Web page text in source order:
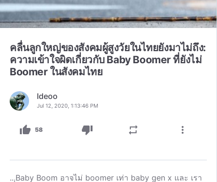
คลื่นลูกใหญ่ของสังคมผู้สูงวัยในไทยยังมาไม่ถึง:
ความเข้าใจผิดเกี่ยวกับ Baby Boomer ที่ยังไม่
Boomer ในสังคมไทย
Ideoo
Jul 12, 2020, 1:13:46 PM
thumb_up 58 thumb_down repeat more_vert
...ฺBaby Boom อาจไม่ boomer เท่า baby gen x และ เรา